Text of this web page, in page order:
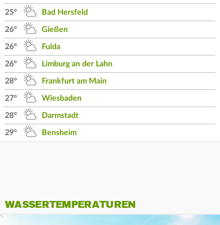
25° Bad Hersfeld
26° Gießen
26° Fulda
26° Limburg an der Lahn
28° Frankfurt am Main
27° Wiesbaden
28° Darmstadt
29° Bensheim
WASSERTEMPERATUREN